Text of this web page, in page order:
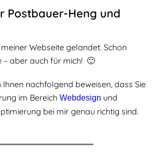
Postbauer-Heng und
Webseite gelandet. Schon
– aber auch für mich! 🙂
Ihnen nachfolgend beweisen, dass Sie
im Bereich Webdesign und
bei mir genau richtig sind.